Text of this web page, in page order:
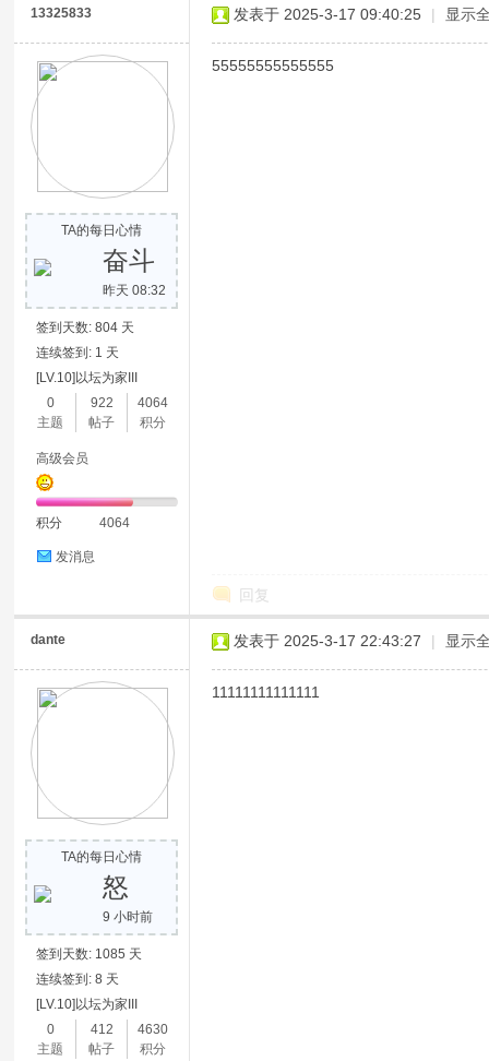
13325833
TA的每日心情
奋斗
昨天 08:32
签到天数: 804 天
连续签到: 1 天
[LV.10]以坛为家III
0
主题
922
帖子
4064
积分
高级会员
积分 4064
发消息
发表于 2025-3-17 09:40:25 | 显示
55555555555555
回复
dante
TA的每日心情
怒
9 小时前
签到天数: 1085 天
连续签到: 8 天
[LV.10]以坛为家III
0
主题
412
帖子
4630
积分
发表于 2025-3-17 22:43:27 | 显示
11111111111111